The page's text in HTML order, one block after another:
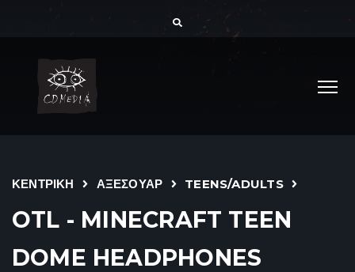
ΚΕΝΤΡΙΚΗ ΑΞΕΣΟΥΑΡ TEENS/ADULTS
OTL - MINECRAFT TEEN
DOME HEADPHONES